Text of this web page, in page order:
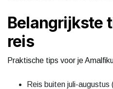
Belangrijkste
reis
Praktische tips voor je
Reis buiten juli-augustus